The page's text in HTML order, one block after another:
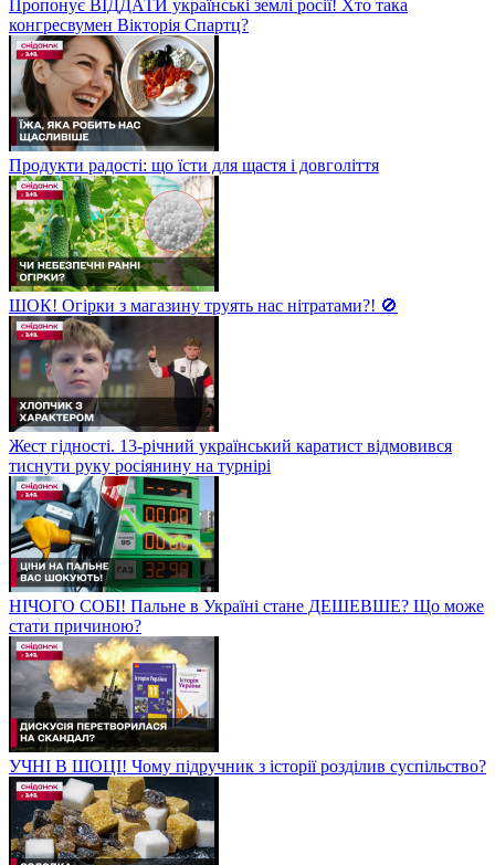
Пропонує ВІДДАТИ українські землі росії! Хто така
конгресвумен Вікторія Спартц?
Продукти радості: що їсти для щастя і довголіття
ШОК! Огірки з магазину труять нас нітратами?! 🚫
Жест гідності. 13-річний український каратист відмовився
тиснути руку росіянину на турнірі
НІЧОГО СОБІ! Пальне в Україні стане ДЕШЕВШЕ? Що може
стати причиною?
УЧНІ В ШОЦІ! Чому підручник з історії розділив суспільство?